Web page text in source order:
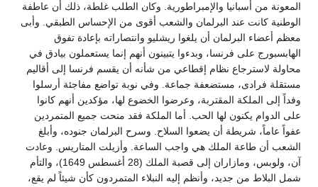
المعونة من أسبانيا والإمبراطورية. وكان الطلب غلطة، ذلك أن عاطفة
الوطنية كانت عند البرلمان والشعب أقوى من الإحساس الطبقي. وأبى
معظم أعضاء البرلمان أن يلغوا ريشليو وانتصاراته بإعادة تفوق
الهابسبورج على فرنسا، وبدءوا يتبينون أنهم إنما يستعملون بيادق في
محاولة لاسترجاع نظام إقطاعي من شأنه أن يقسم فرنسا إلى أقاليم
مستقلة فرادى، مستضعفة جماعة. وفي نوبة تواضع مفاجئة أرسلوا
وفداً إلى الملكة المقتربة، وعرضوا الخضوع لها، مؤكدين أنهم كانوا
على الدوام يكنون لها الحب. أما الملكة فقد منحت جميع المتمردين
عفواً عاماً، شريطة أن يضعوا السلاح. وسرح البرلمان جنوده، وأبلغ
الشعب أن طاعة الملك هي واجب الساعة. وأزيلت المتاريس. وعادت
آن، ولوبس، ومازاران إلى قصبة الملك (28 أغسطس 1649)، والتأم
شمل البلاط من جديد، وأنظم إليه النبلاء المتمردون كأن شيئاً لم يقع،